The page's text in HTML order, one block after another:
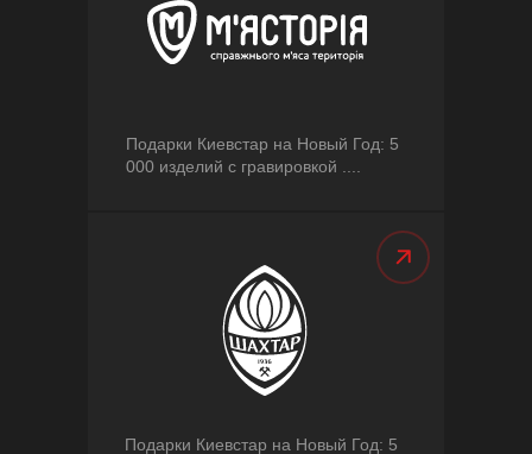
Подарки Киевстар на Новый Год: 5
000 изделий с гравировкой ....
Подарки Киевстар на Новый Год: 5